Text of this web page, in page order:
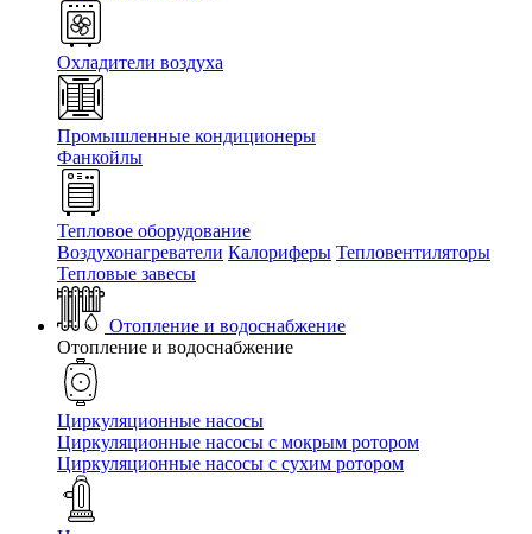
Охладители воздуха
Промышленные кондиционеры
Фанкойлы
Тепловое оборудование
Воздухонагреватели Калориферы Тепловентиляторы
Тепловые завесы
Отопление и водоснабжение
Отопление и водоснабжение
Циркуляционные насосы
Циркуляционные насосы с мокрым ротором
Циркуляционные насосы с сухим ротором